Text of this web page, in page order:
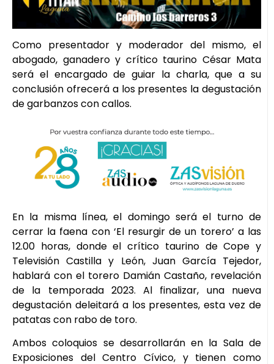
Como presentador y moderador del mismo, el
abogado, ganadero y crítico taurino César Mata
será el encargado de guiar la charla, que a su
conclusión ofrecerá a los presentes la degustación
de garbanzos con callos.
En la misma línea, el domingo será el turno de
cerrar la faena con ‘El resurgir de un torero’ a las
12.00 horas, donde el crítico taurino de Cope y
Televisión Castilla y León, Juan García Tejedor,
hablará con el torero Damián Castaño, revelación
de la temporada 2023. Al finalizar, una nueva
degustación deleitará a los presentes, esta vez de
patatas con rabo de toro.
Ambos coloquios se desarrollarán en la Sala de
Exposiciones del Centro Cívico, y tienen como